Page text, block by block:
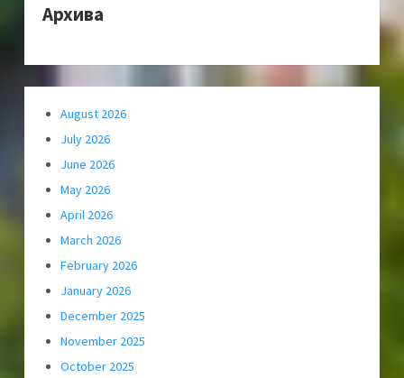
Архива
August 2026
July 2026
June 2026
May 2026
April 2026
March 2026
February 2026
January 2026
December 2025
November 2025
October 2025